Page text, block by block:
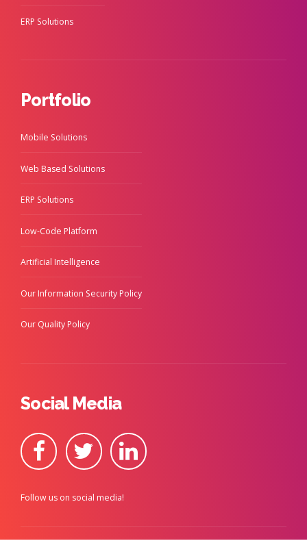
ERP Solutions
Portfolio
Mobile Solutions
Web Based Solutions
ERP Solutions
Low-Code Platform
Artificial Intelligence
Our Information Security Policy
Our Quality Policy
Social Media
Follow us on social media!